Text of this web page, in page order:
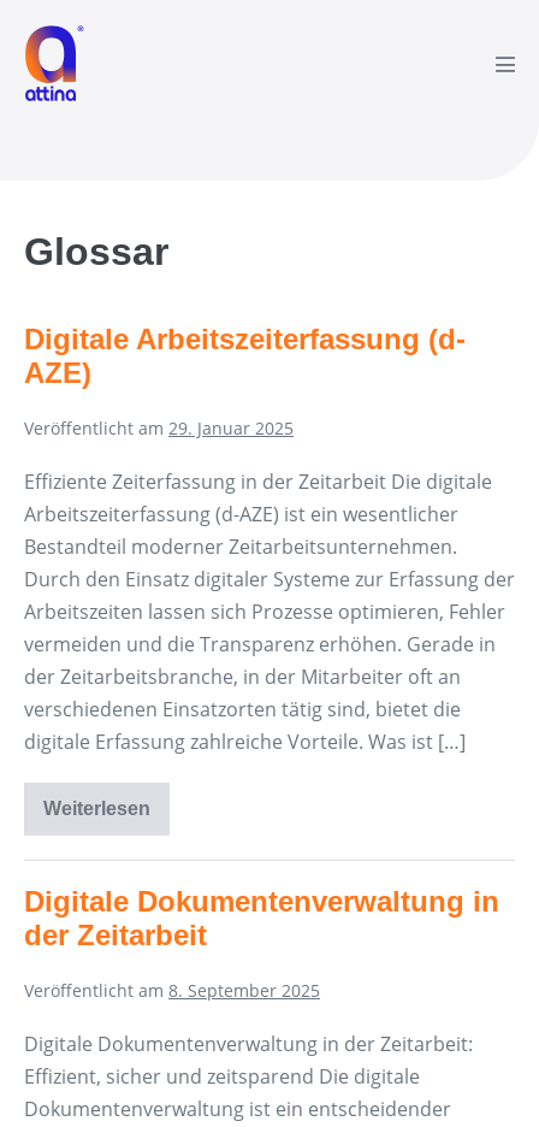
Inhalt
springen
Glossar
Digitale Arbeitszeiterfassung (d-
AZE)
Veröffentlicht am 29. Januar 2025
Effiziente Zeiterfassung in der Zeitarbeit Die digitale
Arbeitszeiterfassung (d-AZE) ist ein wesentlicher
Bestandteil moderner Zeitarbeitsunternehmen.
Durch den Einsatz digitaler Systeme zur Erfassung der
Arbeitszeiten lassen sich Prozesse optimieren, Fehler
vermeiden und die Transparenz erhöhen. Gerade in
der Zeitarbeitsbranche, in der Mitarbeiter oft an
verschiedenen Einsatzorten tätig sind, bietet die
digitale Erfassung zahlreiche Vorteile. Was ist […]
Weiterlesen
Digitale
Arbeitszeiterfassung
(d-
Digitale Dokumentenverwaltung in
der Zeitarbeit
Veröffentlicht am 8. September 2025
Digitale Dokumentenverwaltung in der Zeitarbeit:
Effizient, sicher und zeitsparend Die digitale
Dokumentenverwaltung ist ein entscheidender